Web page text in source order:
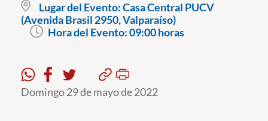
Admisión
Pregrado
Formación Continua
Lugar del Evento:Casa Central PUCV
(Avenida Brasil 2950, Valparaíso)
Hora del Evento:09:00 horas
Domingo 29 de mayo de 2022